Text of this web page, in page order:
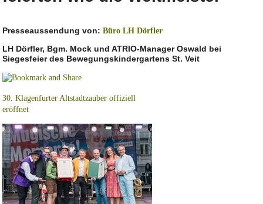
Presseaussendung von:Büro LH Dörfler
LH Dörfler, Bgm. Mock und ATRIO-Manager Oswald bei
Siegesfeier des Bewegungskindergartens St. Veit
30. Klagenfurter Altstadtzauber offiziell
eröffnet